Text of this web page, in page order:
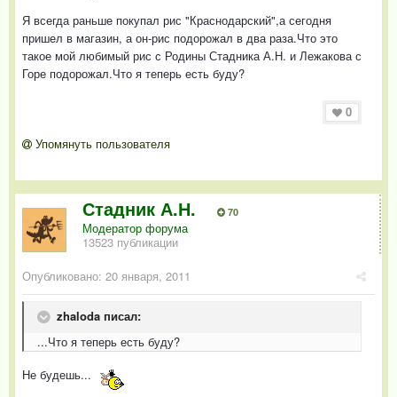
Я всегда раньше покупал рис "Краснодарский",а сегодня
пришел в магазин, а он-рис подорожал в два раза.Что это
такое мой любимый рис с Родины Стадника А.Н. и Лежакова с
Горе подорожал.Что я теперь есть буду?
0
Упомянуть пользователя
Стадник А.Н. 70
Модератор форума
13523 публикации
Опубликовано: 20 января, 2011
zhaloda писал:
...Что я теперь есть буду?
Не будешь...